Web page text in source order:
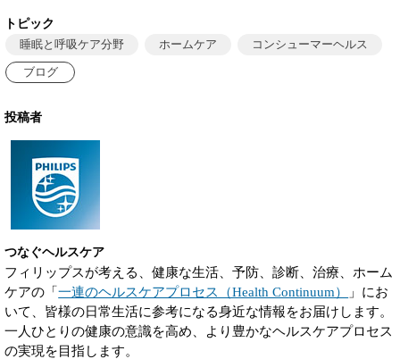
トピック
睡眠と呼吸ケア分野
ホームケア コンシューマーヘルス
ブログ
投稿者
つなぐヘルスケア
フィリップスが考える、健康な生活、予防、診断、治療、ホーム
ケアの「一連のヘルスケアプロセス（Health Continuum）
」にお
いて、皆様の日常生活に参考になる身近な情報をお届けします。
一人ひとりの健康の意識を高め、より豊かなヘルスケアプロセス
の実現を目指します。